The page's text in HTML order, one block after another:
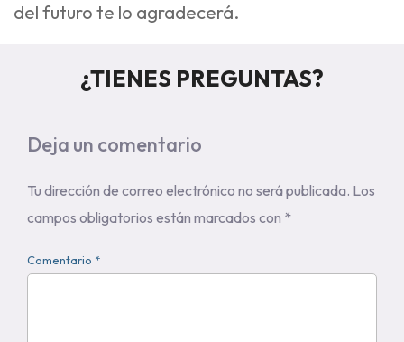
del futuro te lo agradecerá.
¿TIENES PREGUNTAS?
Deja un comentario
Tu dirección de correo electrónico no será publicada. Los
campos obligatorios están marcados con *
Comentario *